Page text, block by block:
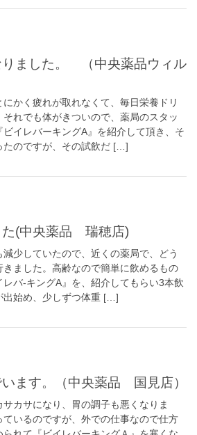
かく疲れが取れなくて、毎日栄養ドリ
れでも体がきついので、薬局のスタッ
イレバーキングA』を紹介して頂き、そ
たのですが、その試飲だ […]
た(中央薬品 瑞穂店)
少していたので、近くの薬局で、どう
きました。高齢なので簡単に飲めるもの
バ-キングA』を、紹介してもらい3本飲
出始め、少しずつ体重 […]
います。（中央薬品 国見店）
カサになり、胃の調子も悪くなりま
いるのですが、外での仕事なので仕方